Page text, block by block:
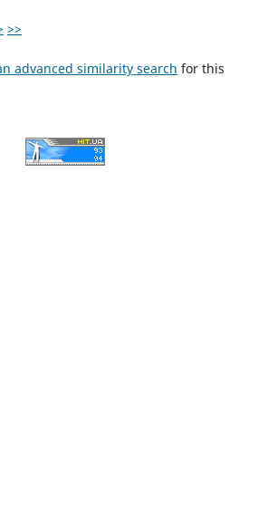
>>
advanced similarity search for this